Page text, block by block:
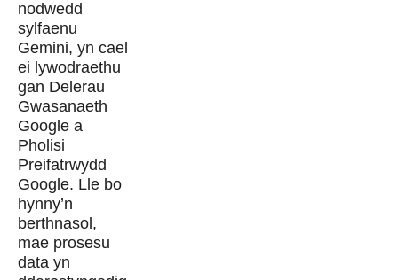
nodwedd
sylfaenu
Gemini, yn cael
ei lywodraethu
gan Delerau
Gwasanaeth
Google a
Pholisi
Preifatrwydd
Google. Lle bo
hynny’n
berthnasol,
mae prosesu
data yn